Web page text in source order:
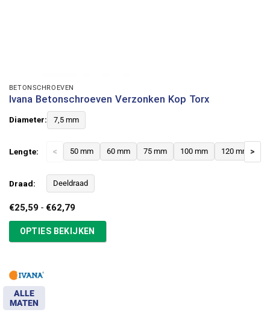
BETONSCHROEVEN
Ivana Betonschroeven Verzonken Kop Torx
Diameter: 7,5 mm
Lengte: < 50 mm 60 mm 75 mm 100 mm 120 mm >
Draad: Deeldraad
€25,59 - €62,79Prijsklasse:
tot
€62,79
OPTIES BEKIJKEN
ALLE
MATEN